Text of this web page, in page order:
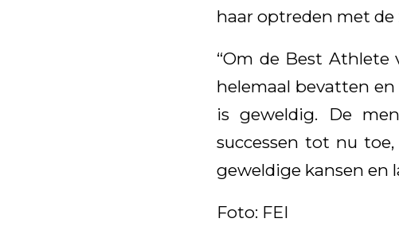
haar optreden met
“Om de Best
helemaal bevatten
is geweldig. De
successen tot nu
geweldige kansen en
Foto: FEI